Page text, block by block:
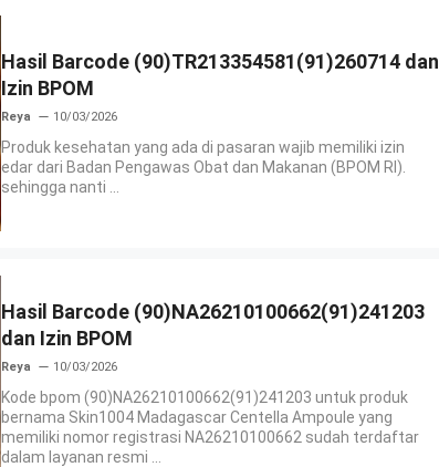
Hasil Barcode (90)TR213354581(91)260714 dan
Izin BPOM
Reya 10/03/2026
Produk kesehatan yang ada di pasaran wajib memiliki izin
edar dari Badan Pengawas Obat dan Makanan (BPOM RI).
sehingga nanti ...
Hasil Barcode (90)NA26210100662(91)241203
dan Izin BPOM
Reya 10/03/2026
Kode bpom (90)NA26210100662(91)241203 untuk produk
bernama Skin1004 Madagascar Centella Ampoule yang
memiliki nomor registrasi NA26210100662 sudah terdaftar
dalam layanan resmi ...